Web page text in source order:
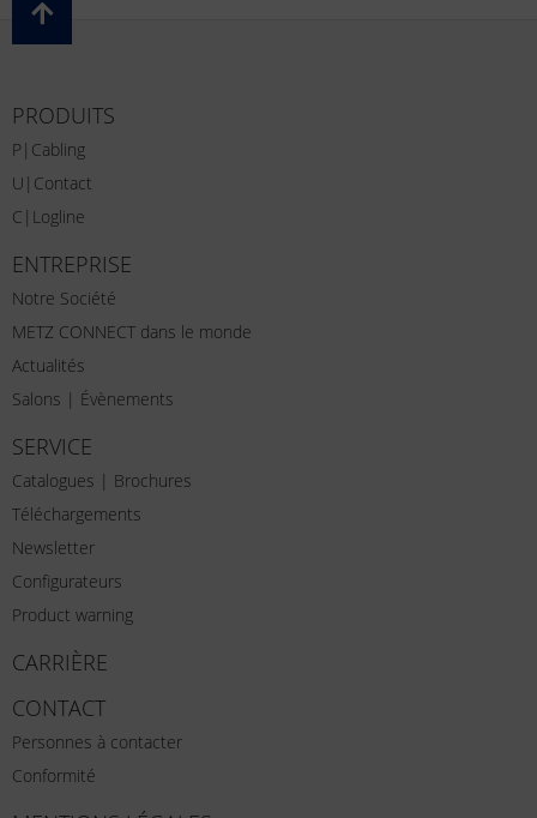
PRODUITS
P|Cabling
U|Contact
C|Logline
ENTREPRISE
Notre Société
METZ CONNECT dans le monde
Actualités
Salons | Évènements
SERVICE
Catalogues | Brochures
Téléchargements
Newsletter
Configurateurs
Product warning
CARRIÈRE
CONTACT
Personnes à contacter
Conformité